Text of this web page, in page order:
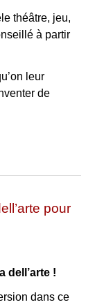
théâtre, jeu,
à partir
leur
de
pour
dell’arte !
dans ce